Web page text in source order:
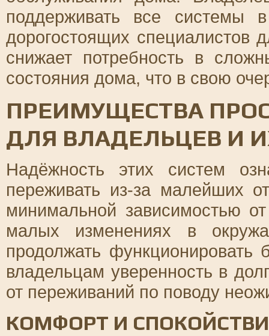
поддерживать все системы
дорогостоящих специалистов
снижает потребность в
состояния дома, что в свою
ПРЕИМУЩЕСТВА
ДЛЯ ВЛАДЕЛЬЦЕВ И
Надёжность этих систем
переживать из-за малейших
минимальной зависимостью
малых изменениях в
продолжать функционировать
владельцам уверенность в
от переживаний по поводу
КОМФОРТ И